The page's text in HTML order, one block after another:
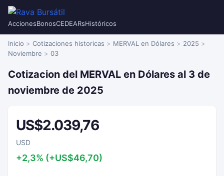
AccionesBonosCEDEARsHistóricos
Inicio Cotizaciones historicas MERVAL en Dólares
2025
Noviembre
03
Cotizacion del MERVAL en Dólares al 3 de
noviembre de 2025
US$2.039,76
USD
+2,3% (+US$46,70)